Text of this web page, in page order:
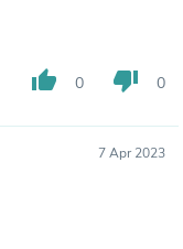
thumb_up 0 thumb_down 0
7 Apr 2023